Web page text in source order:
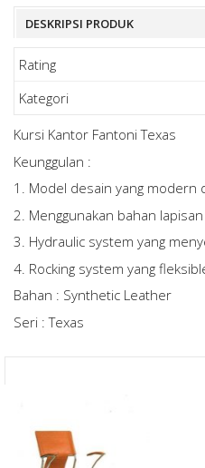
DESKRIPSI PRODUK
Rating
Kategori
Kursi Kantor Fantoni Texas
Keunggulan :
1. Model desain yang modern
2. Menggunakan bahan
3. Hydraulic system yang
4. Rocking system yang
Bahan : Synthetic Leather
Seri : Texas